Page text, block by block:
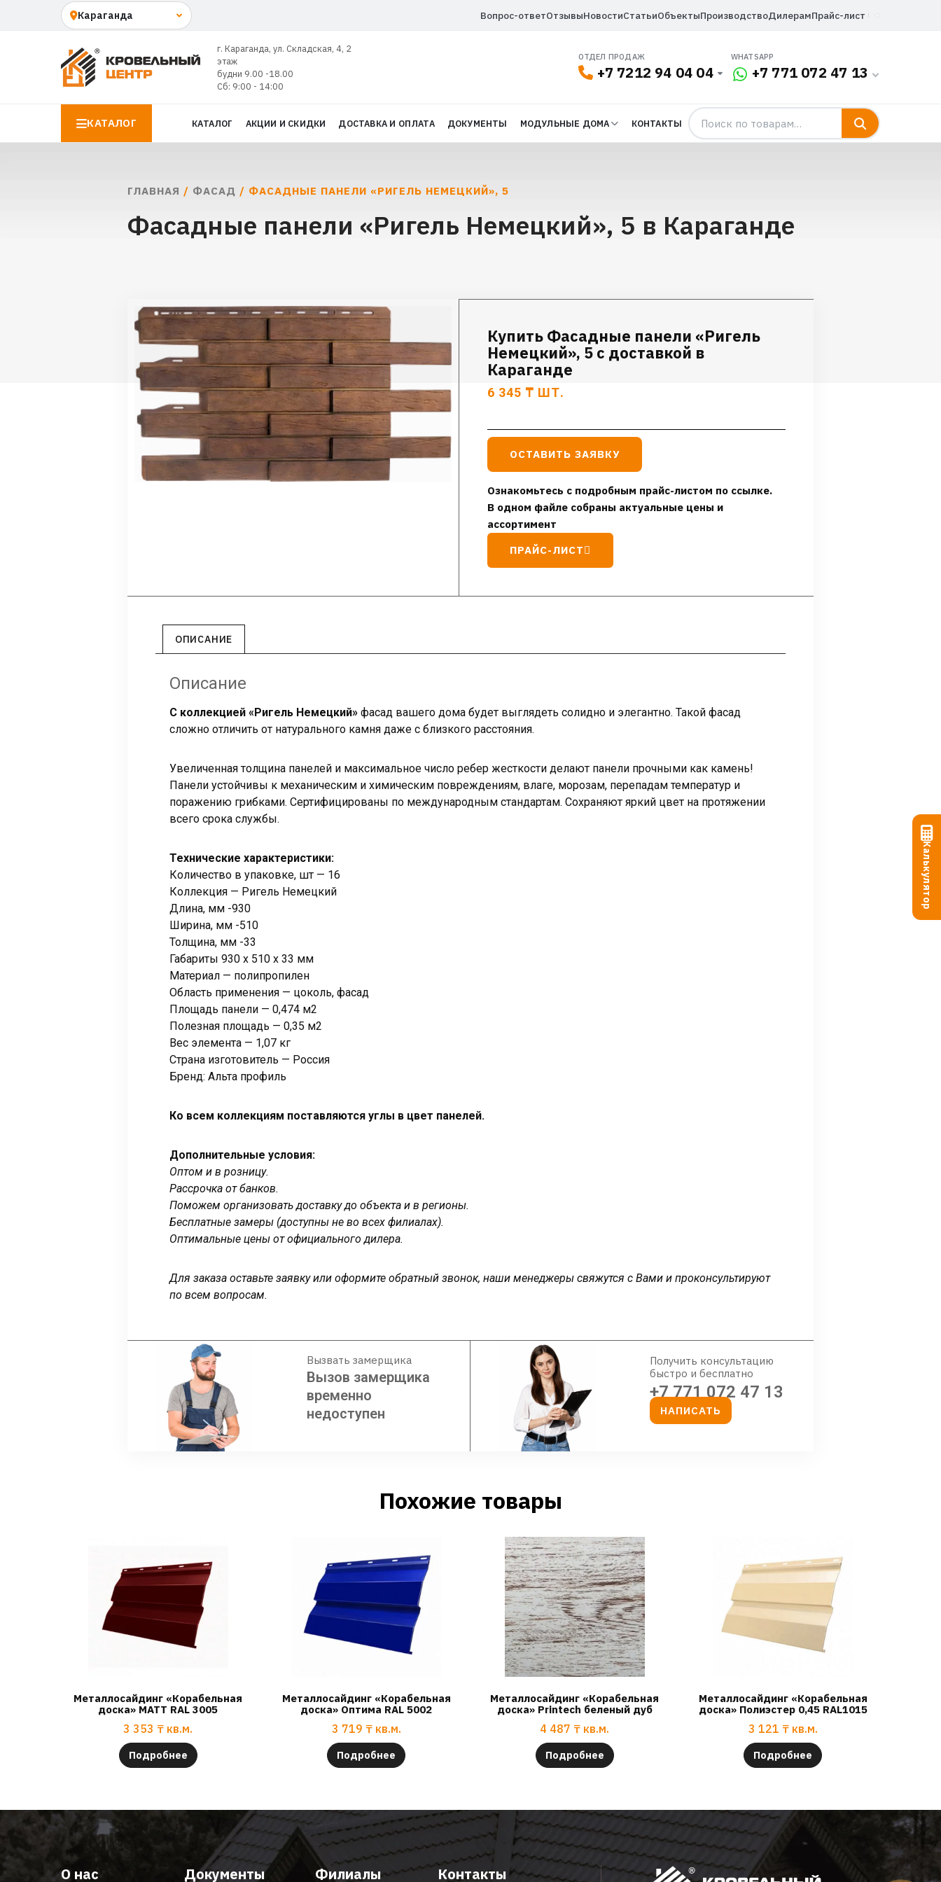
Вопрос-ответОтзывыНовостиСтатьиОбъектыПроизводствоДилерамПрайс-лист
г. Караганда, ул. Складская, 4, 2
этаж
будни 9.00 -18.00
Сб: 9:00 - 14:00
ОТДЕЛ ПРОДАЖ
+7 7212 94 04 04
WHATSAPP
+7 771 072 47 13
КАТАЛОГ КАТАЛОГ АКЦИИ И СКИДКИ ДОСТАВКА И ОПЛАТА ДОКУМЕНТЫ МОДУЛЬНЫЕ ДОМА КОНТАКТЫ
ГЛАВНАЯ / ФАСАД / ФАСАДНЫЕ ПАНЕЛИ «РИГЕЛЬ НЕМЕЦКИЙ», 5
Фасадные панели «Ригель Немецкий», 5 в Караганде
Купить Фасадные панели «Ригель
Немецкий», 5 с доставкой в
Караганде
6 345 ₸ ШТ.
ОСТАВИТЬ ЗАЯВКУ
Ознакомьтесь с подробным прайс-листом по ссылке.
В одном файле собраны актуальные цены и
ассортимент
ПРАЙС-ЛИСТ
ОПИСАНИЕ
Описание
С коллекцией «Ригель Немецкий» фасад вашего дома будет выглядеть солидно и элегантно. Такой фасад
сложно отличить от натурального камня даже с близкого расстояния.
Увеличенная толщина панелей и максимальное число ребер жесткости делают панели прочными как камень!
Панели устойчивы к механическим и химическим повреждениям, влаге, морозам, перепадам температур и
поражению грибками. Сертифицированы по международным стандартам. Сохраняют яркий цвет на протяжении
всего срока службы.
Технические характеристики:
Количество в упаковке, шт — 16
Коллекция — Ригель Немецкий
Длина, мм -930
Ширина, мм -510
Толщина, мм -33
Габариты 930 x 510 x 33 мм
Материал — полипропилен
Область применения — цоколь, фасад
Площадь панели — 0,474 м2
Полезная площадь — 0,35 м2
Вес элемента — 1,07 кг
Страна изготовитель — Россия
Бренд: Альта профиль
Ко всем коллекциям поставляются углы в цвет панелей.
Дополнительные условия:
Оптом и в розницу.
Рассрочка от банков.
Поможем организовать доставку до объекта и в регионы.
Бесплатные замеры (доступны не во всех филиалах).
Оптимальные цены от официального дилера.
Для заказа оставьте заявку или оформите обратный звонок, наши менеджеры свяжутся с Вами и проконсультируют
по всем вопросам.
Вызвать замерщика
Вызов замерщика
временно
недоступен
Получить консультацию
быстро и бесплатно
+7 771 072 47 13
НАПИСАТЬ
Похожие товары
Металлосайдинг «Корабельная
доска» МАТТ RAL 3005
3 353 ₸ кв.м.
Подробнее
Металлосайдинг «Корабельная
доска» Оптима RAL 5002
3 719 ₸ кв.м.
Подробнее
Металлосайдинг «Корабельная
доска» Printech беленый дуб
4 487 ₸ кв.м.
Подробнее
Металлосайдинг «Корабельная
доска» Полиэстер 0,45 RAL1015
3 121 ₸ кв.м.
Подробнее
О нас Документы Филиалы Контакты
Калькулятор